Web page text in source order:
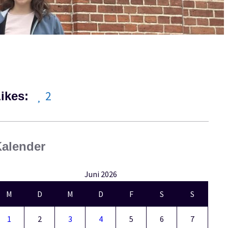
2
Juni 2026
M
D M D F S S
1 2 3 4 5 6 7